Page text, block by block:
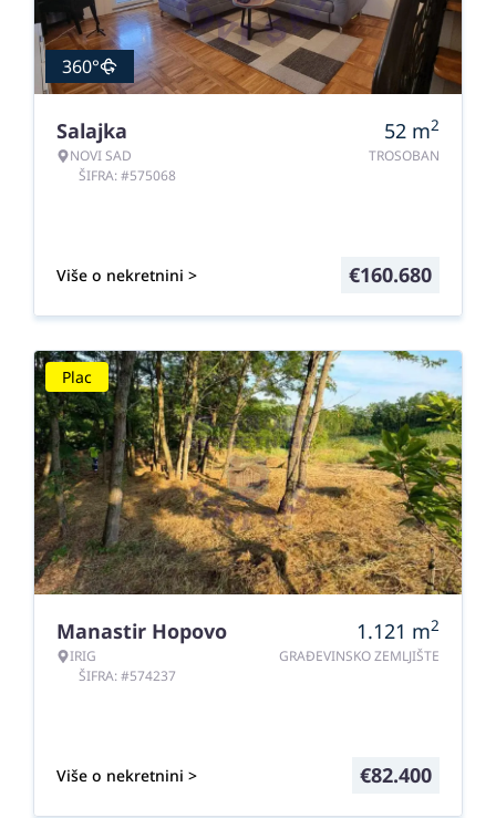
360°
Salajka
NOVI SAD
ŠIFRA: #575068
52 m2
TROSOBAN
Više o nekretnini > €160.680
Plac
Manastir Hopovo
IRIG
ŠIFRA: #574237
1.121 m2
GRAĐEVINSKO ZEMLJIŠTE
Više o nekretnini > €82.400